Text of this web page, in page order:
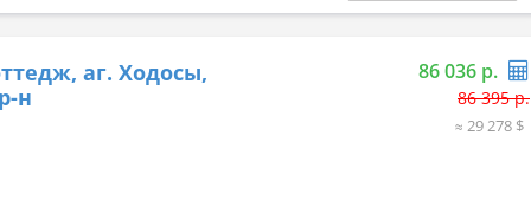
аг. Ходосы,
н
86 036 р.
86 395 р.
≈ 29 278 $